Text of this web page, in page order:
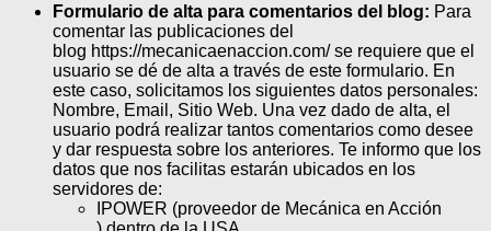
Formulario de alta para comentarios del blog: Para
comentar las publicaciones del
blog https://mecanicaenaccion.com/ se requiere que el
usuario se dé de alta a través de este formulario. En
este caso, solicitamos los siguientes datos personales:
Nombre, Email, Sitio Web. Una vez dado de alta, el
usuario podrá realizar tantos comentarios como desee
y dar respuesta sobre los anteriores. Te informo que los
datos que nos facilitas estarán ubicados en los
servidores de:
IPOWER (proveedor de Mecánica en Acción